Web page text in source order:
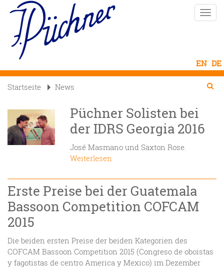
Direkt
zum
Inhalt
Startseite News 
Püchner Solisten bei
der IDRS Georgia 2016
José Masmano und Saxton Rose.
Weiterlesen
Erste Preise bei der Guatemala
Bassoon Competition COFCAM
2015
Die beiden ersten Preise der beiden Kategorien des
COFCAM Bassoon Competition 2015 (Congreso de oboistas
y fagotistas de centro America y Mexico) im Dezember